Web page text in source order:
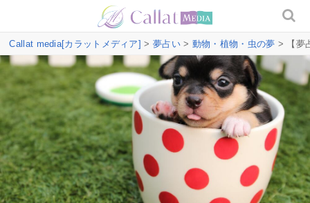
Callat media[カラットメディア] > 夢占い> 動物・植物・虫の夢 > 【夢